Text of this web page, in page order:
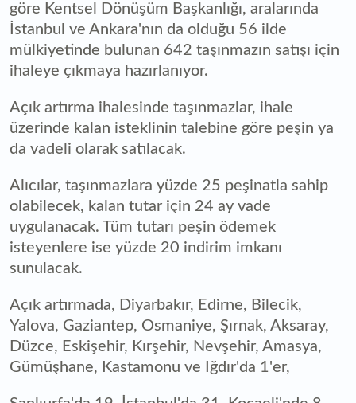
göre Kentsel Dönüşüm Başkanlığı, aralarında
İstanbul ve Ankara'nın da olduğu 56 ilde
mülkiyetinde bulunan 642 taşınmazın satışı için
ihaleye çıkmaya hazırlanıyor.
Açık artırma ihalesinde taşınmazlar, ihale
üzerinde kalan isteklinin talebine göre peşin ya
da vadeli olarak satılacak.
Alıcılar, taşınmazlara yüzde 25 peşinatla sahip
olabilecek, kalan tutar için 24 ay vade
uygulanacak. Tüm tutarı peşin ödemek
isteyenlere ise yüzde 20 indirim imkanı
sunulacak.
Açık artırmada, Diyarbakır, Edirne, Bilecik,
Yalova, Gaziantep, Osmaniye, Şırnak, Aksaray,
Düzce, Eskişehir, Kırşehir, Nevşehir, Amasya,
Gümüşhane, Kastamonu ve Iğdır'da 1'er,